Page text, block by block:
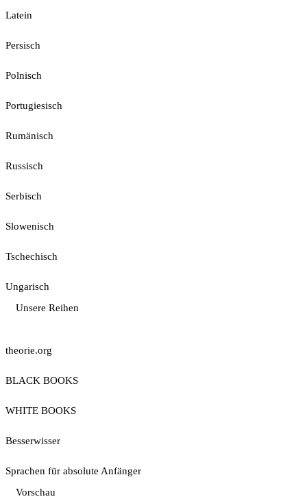
Latein
Persisch
Polnisch
Portugiesisch
Rumänisch
Russisch
Serbisch
Slowenisch
Tschechisch
Ungarisch
Unsere Reihen
theorie.org
BLACK BOOKS
WHITE BOOKS
Besserwisser
Sprachen für absolute Anfänger
Vorschau